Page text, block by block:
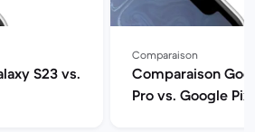
S23 vs.
Comparaison
Comparaison
Pro vs. Google